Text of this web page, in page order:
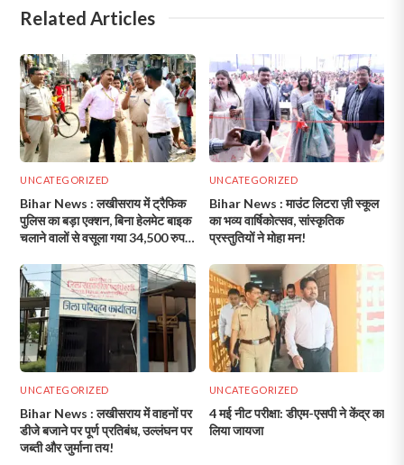
Related Articles
UNCATEGORIZED
Bihar News : लखीसराय में ट्रैफिक
पुलिस का बड़ा एक्शन, बिना हेलमेट बाइक
चलाने वालों से वसूला गया 34,500 रुपये
UNCATEGORIZED
Bihar News : माउंट लिटरा ज़ी स्कूल
का भव्य वार्षिकोत्सव, सांस्कृतिक
प्रस्तुतियों ने मोहा मन!
UNCATEGORIZED
Bihar News : लखीसराय में वाहनों पर
डीजे बजाने पर पूर्ण प्रतिबंध, उल्लंघन पर
जब्ती और जुर्माना तय!
UNCATEGORIZED
4 मई नीट परीक्षा: डीएम-एसपी ने केंद्र का
लिया जायजा